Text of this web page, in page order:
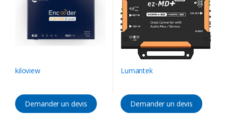
kiloview
Demander un devis
Lumantek
Demander un devis